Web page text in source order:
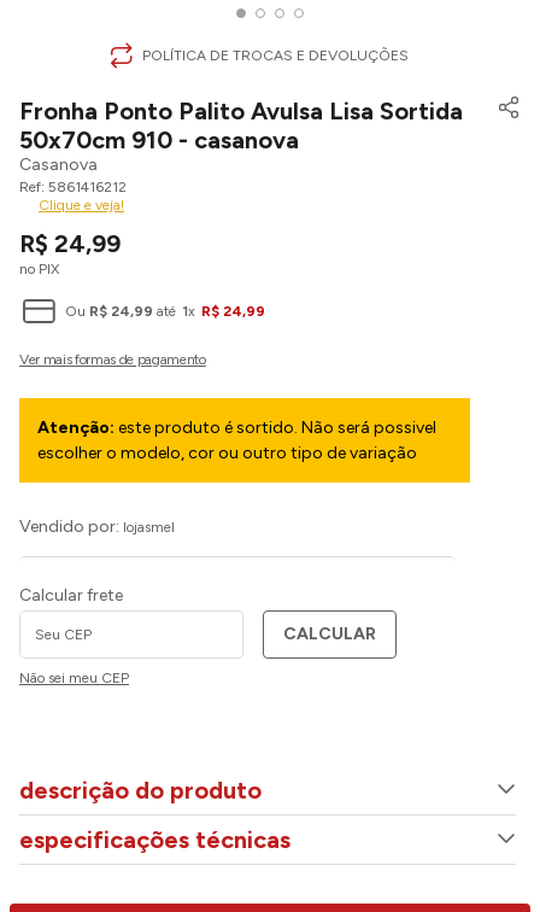
POLÍTICA DE TROCAS E DEVOLUÇÕES
Fronha Ponto Palito Avulsa Lisa Sortida
50x70cm 910 - casanova
Casanova
5861416212
Clique e veja!
R$ 24,99
no PIX
Ou R$ 24,99 até 1x R$ 24,99
Atenção: este produto é sortido. Não será possivel
escolher o modelo, cor ou outro tipo de variação
Vendido por: lojasmel
Calcular frete
CALCULAR
Não sei meu CEP
descrição do produto
especificações técnicas